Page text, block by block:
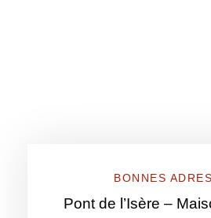
BONNES
Pont de l’Isère –